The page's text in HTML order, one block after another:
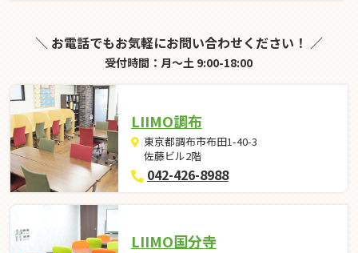
＼ お電話でもお気軽にお問い合わせください！ ／
受付時間：月～土 9:00-18:00
LIIMO調布
東京都調布市布田1-40-3
佐藤ビル2階
042-426-8988
LIIMO国分寺